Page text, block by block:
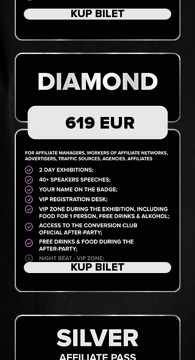
KUP BILET
619 EUR
KUP BILET